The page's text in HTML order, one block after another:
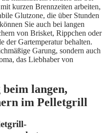
kurzen Brennzeiten arbeiten,
Glutzone, die über Stunden
Sie auch bei langen
von Brisket, Rippchen oder
der Gartemperatur behalten.
Garung, sondern auch
das Liebhaber von
langen,
im Pelletgrill